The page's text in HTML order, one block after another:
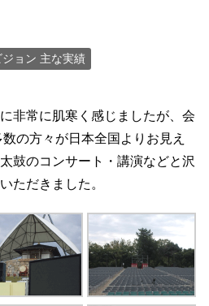
ジョン 主な実績
非常に肌寒く感じましたが、会
の方々が日本全国よりお見え
鼓のコンサート・講演などと沢
ただきました。